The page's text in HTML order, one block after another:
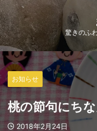
驚きのふ
お知らせ
桃の節句にち
2018年2月24日